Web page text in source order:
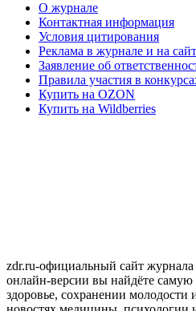
О журнале
Контактная информация
Условия цитирования
Реклама в журнале и на
Заявление об
Правила участия в
Купить на OZON
Купить на Wildberries
zdr.ru-официальный сайт
онлайн-версии вы найдёте
здоровье, сохранении молодости